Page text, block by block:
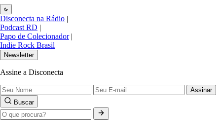
Disconecta na Rádio |
Podcast RD |
Papo de Colecionador |
Indie Rock Brasil
Newsletter
Assine a Disconecta
Assinar
Buscar